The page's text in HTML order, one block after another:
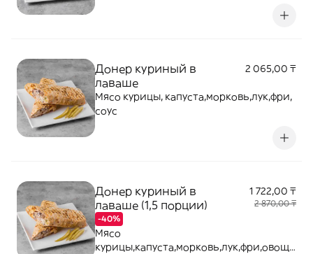
Донер куриный в
лаваше
2 065,00 ₸
Мясо курицы, капуста,морковь,лук,фри,
соус
Донер куриный в
лаваше (1,5 порции)
-40%
1 722,00 ₸
2 870,00 ₸
Мясо
курицы,капуста,морковь,лук,фри,овощи